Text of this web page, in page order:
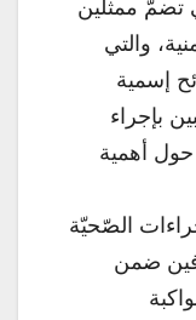
تضمّ ممثلين
والتي
إسمية
بإجراء
حول أهمية
الصّحيّة
ضمن